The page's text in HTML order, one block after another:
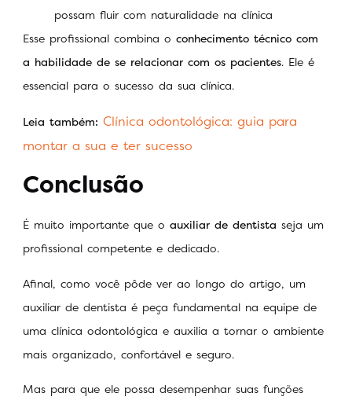
possam fluir com naturalidade na clínica
Esse profissional combina o conhecimento técnico com
a habilidade de se relacionar com os pacientes. Ele é
essencial para o sucesso da sua clínica.
Leia também: Clínica odontológica: guia para
montar a sua e ter sucesso
Conclusão
É muito importante que o auxiliar de dentista seja um
profissional competente e dedicado.
Afinal, como você pôde ver ao longo do artigo, um
auxiliar de dentista é peça fundamental na equipe de
uma clínica odontológica e auxilia a tornar o ambiente
mais organizado, confortável e seguro.
Mas para que ele possa desempenhar suas funções